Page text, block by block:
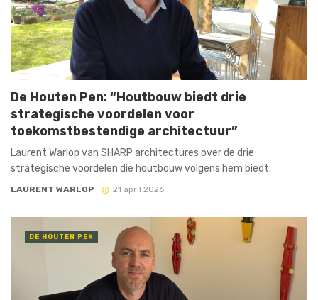
De Houten Pen: “Houtbouw biedt drie
strategische voordelen voor
toekomstbestendige architectuur”
Laurent Warlop van SHARP architectures over de drie
strategische voordelen die houtbouw volgens hem biedt.
LAURENT WARLOP 21 april 2026
DE HOUTEN PEN